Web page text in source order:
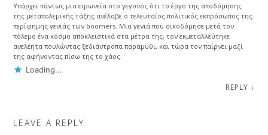
Υπάρχει πάντως μια ειρωνεία στο γεγονός ότι το έργο της αποδόμησης
της μεταπολεμικής τάξης ανέλαβε ο τελευταίος πολιτικός εκπρόσωπος της
περίφημης γενιάς των boomers. Μια γενιά που οικοδόμησε μετά τον
πόλεμο ένα κόσμο αποκλειστικά στα μέτρα της, τον εκμεταλλεύτηκε
ανελέητα πουλώντας ξεδιάντροπα παραμύθι, και τώρα τον παίρνει μαζί
της αφήνοντας πίσω της το χάος.
Loading...
REPLY ↓
LEAVE A REPLY